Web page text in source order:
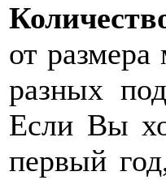
от
разных
Если Вы
первый